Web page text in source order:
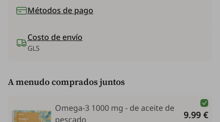
Métodos de pago
Costo de envío
GLS
A menudo comprados juntos
Omega-3 1000 mg - de aceite de
pescado
9.99 €